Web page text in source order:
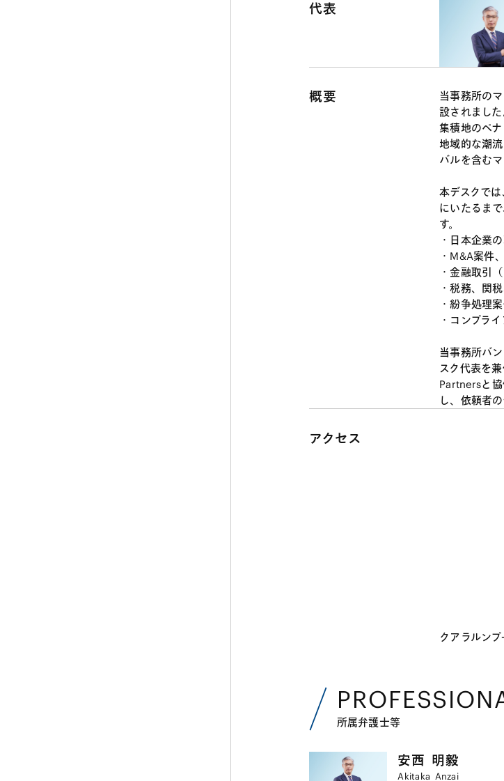
代表
概要
当事務所の
設されまし
集積地のペ
地域的な潮
バルを含む
本デスクで
にいたるま
す。
・日本企業
・M&A案件
・金融取引
・税務、関
・紛争処理
・コンプラ
当事務所バ
スク代表を
Partnersと
し、依頼者
アクセス
クアラルン
所属弁護士等
安西 明毅
Akitaka Anzai